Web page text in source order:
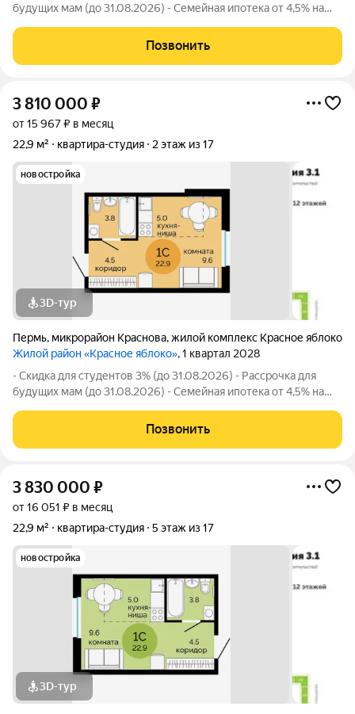
будущих мам (до 31.08.2026) - Семейная ипотека от 4,5% на
31.08.2026) - Скидка до 3% за каждого ребёнка (до 31.08.2026)
- Материнский
Позвонить
3 810 000 ₽
от 15 967 ₽ в месяц
22,9 м²
квартира-студия 2 этаж из 17
новостройка
3D-тур
Пермь, микрорайон Краснова,жилой комплекс Красное яблоко
Жилой район «Красное яблоко», 1 квартал 2028
- Скидка для студентов 3% (до 31.08.2026) - Рассрочка для
будущих мам (до 31.08.2026) - Семейная ипотека от 4,5% на
31.08.2026) - Скидка до 3% за каждого ребёнка (до 31.08.2026)
- Материнский
Позвонить
3 830 000 ₽
от 16 051 ₽ в месяц
22,9 м²
квартира-студия 5 этаж из 17
новостройка
3D-тур